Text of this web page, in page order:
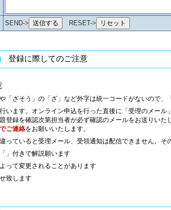
SEND-> RESET->
登録に際してのご注意
「ざそう」の「ざ」など外字は統一コードがないので、
います。オンライン申込を行った直後に「受理のメール
登録を確認次第担当者が必ず確認のメールをお送りいた
ご連絡をお願いいたします。
っていると受理メール、受領通知は配信できません。そ
」付きで解説願います
って変更されることがあります
致します